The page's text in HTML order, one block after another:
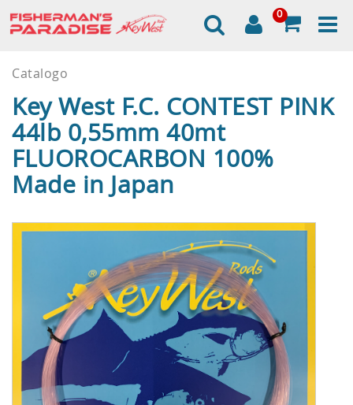
0
Catalogo
Key West F.C. CONTEST PINK
44lb 0,55mm 40mt
FLUOROCARBON 100%
Made in Japan